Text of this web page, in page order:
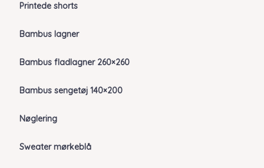
Printede shorts
Bambus lagner
Bambus fladlagner 260×260
Bambus sengetøj 140×200
Nøglering
Sweater mørkeblå